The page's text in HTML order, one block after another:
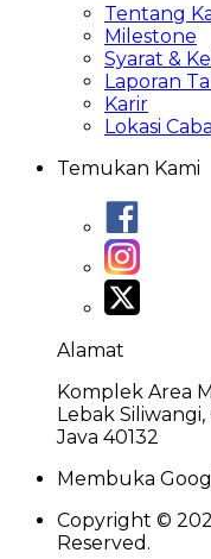
Tentang
Milestone
Syarat &
Laporan
Karir
Lokasi
Temukan Kami
Alamat
Komplek Area
Lebak
Java 40132
Membuka
Copyright ©
Reserved.